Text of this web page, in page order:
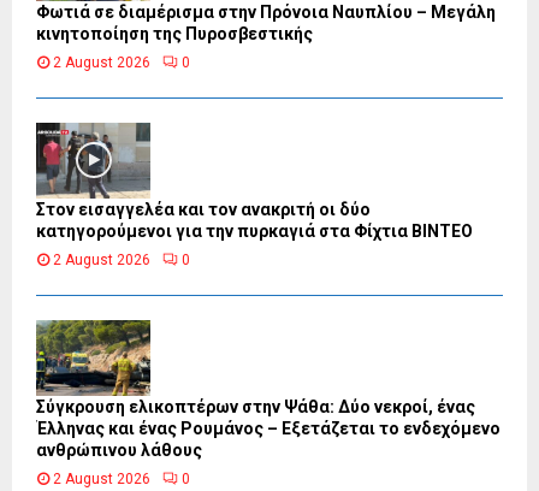
Φωτιά σε διαμέρισμα στην Πρόνοια Ναυπλίου – Μεγάλη
κινητοποίηση της Πυροσβεστικής
2 August 2026 0
Στον εισαγγελέα και τον ανακριτή οι δύο
κατηγορούμενοι για την πυρκαγιά στα Φίχτια ΒΙΝΤΕΟ
2 August 2026 0
Σύγκρουση ελικοπτέρων στην Ψάθα: Δύο νεκροί, ένας
Έλληνας και ένας Ρουμάνος – Εξετάζεται το ενδεχόμενο
ανθρώπινου λάθους
2 August 2026 0